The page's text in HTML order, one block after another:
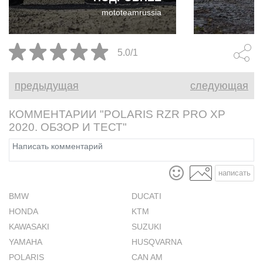
Pro XP 2020 модельного года
по сравнению со старой
моделью.
mototeamrussia
назвать
5.0/1
предыдущая следующая
КОММЕНТАРИИ "POLARIS RZR PRO XP
2020. ОБЗОР И ТЕСТ"
написать
BMW
DUCATI
HONDA
KTM
KAWASAKI
SUZUKI
YAMAHA
HUSQVARNA
POLARIS
CAN AM